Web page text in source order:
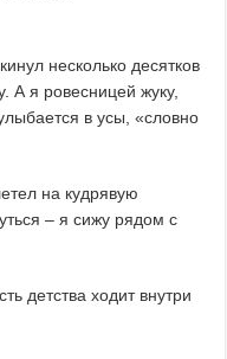
несколько десятков
А я ровесницей жуку,
в усы, «словно
на кудрявую
– я сижу рядом с
детства ходит внутри